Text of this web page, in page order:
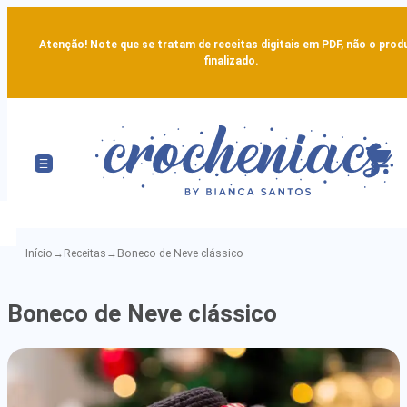
Atenção! Note que se tratam de receitas digitais em PDF, não o
finalizado.
Início → Receitas → Boneco de Neve clássico
de
Neve
clássico
Boneco de Neve clássico